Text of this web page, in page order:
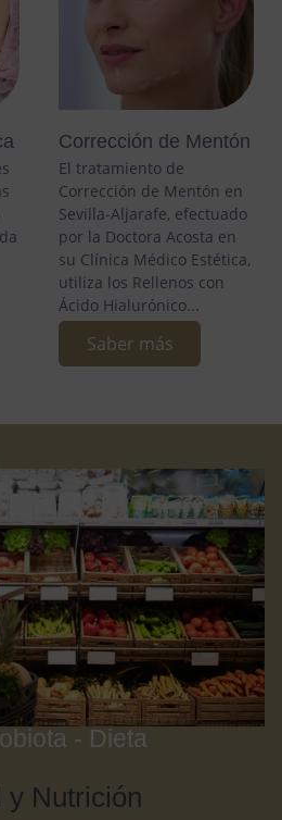
Corrección de Mentón
El tratamiento de
Corrección de Mentón en
Sevilla-Aljarafe, efectuado
por la Doctora Acosta en
su Clínica Médico Estética,
utiliza los Rellenos con
Ácido Hialurónico...
Saber más
- Dieta
y Nutrición